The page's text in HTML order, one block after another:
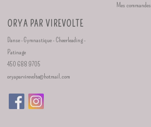
Mes commandes
ORYA PAR VIREVOLTE
Danse - Gymnastique - Cheerleading -
Patinage
450 688 9705
oryaparvirevolte@hotmail.com